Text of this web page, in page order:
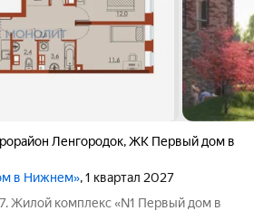
Ленгородок,ЖК Первый дом в
в Нижнем», 1 квартал 2027
Жилой комплекс «N1 Первый дом в